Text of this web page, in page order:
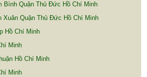
Bình Quận Thủ Đức Hồ Chí Minh
Xuân Quận Thủ Đức Hồ Chí Minh
Hồ Chí Minh
Minh
Hồ Chí Minh
Minh